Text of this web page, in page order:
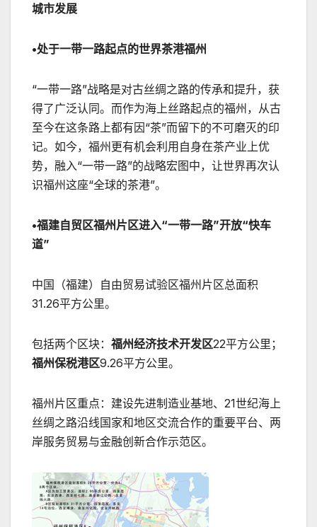
城市发展
•处于一带一路起点的世界茶港福州
“一带一路”战略是对古丝绸之路的传承和提升，获
得了广泛认同。而作为海上丝路起点的福州，从古
至今在这条路上都有因“茶”而留下的不可磨灭的印
记。如今，福州更有机会利用自身在茶产业上优
势，融入“一带一路”的战略宏图中，让世界再次认
识福州这座“全球的茶港”。
•福建自贸区福州片区进入“一带一路”开放“快车
道”
中国（福建）自由贸易试验区福州片区总面积
31.26平方公里。
包括两个区块： 福州经济技术开发区22平方公里；
福州保税港区9.26平方公里。
福州片区重点：建设先进制造业基地、21世纪海上
丝绸之路沿线国家和地区交流合作的重要平台、两
岸服务贸易与金融创新合作示范区。